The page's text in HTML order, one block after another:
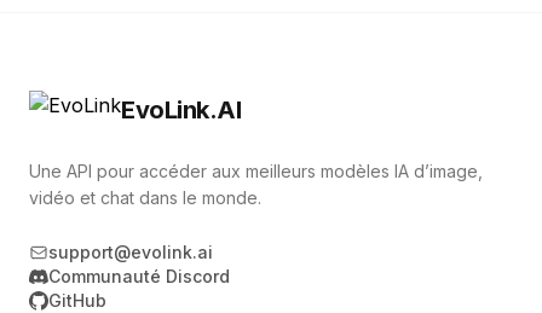
EvoLink.AI
Une API pour accéder aux meilleurs modèles IA d’image,
vidéo et chat dans le monde.
support@evolink.ai
Communauté Discord
GitHub